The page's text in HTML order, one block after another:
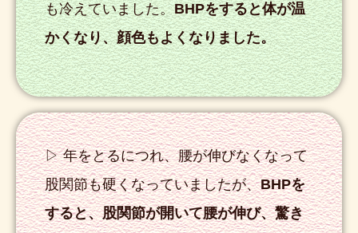
も冷えていました。BHPをすると体が温
かくなり、顔色もよくなりました。
▷ 年をとるにつれ、腰が伸びなくなって
股関節も硬くなっていましたが、BHPを
すると、股関節が開いて腰が伸び、驚き